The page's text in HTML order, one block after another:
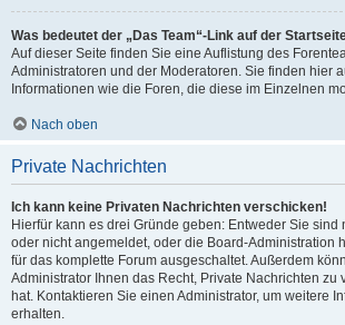
Was bedeutet der „Das Team“-Link auf der
Auf dieser Seite finden Sie eine Auflistung des
Administratoren und der Moderatoren. Sie finden hier
Informationen wie die Foren, die diese im Einzelnen
Nach oben
Private Nachrichten
Ich kann keine Privaten Nachrichten verschicken!
Hierfür kann es drei Gründe geben: Entweder Sie sind
oder nicht angemeldet, oder die Board-Administration
für das komplette Forum ausgeschaltet. Außerdem
Administrator Ihnen das Recht, Private Nachrichten zu
hat. Kontaktieren Sie einen Administrator, um weitere
erhalten.